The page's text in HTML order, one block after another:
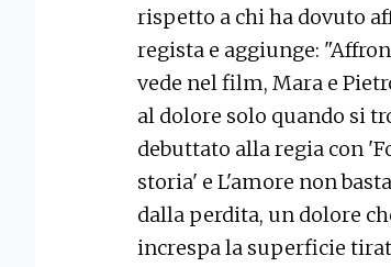
rispetto a chi ha dovuto
regista e aggiunge:
vede nel film, Mara e
al dolore solo quando si
debuttato alla regia con
storia' e L'amore non
dalla perdita, un dolore
increspa la superficie